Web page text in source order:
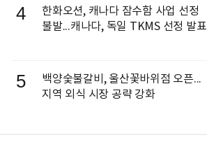
4
한화오션, 캐나다 잠수함 사업 선정
불발...캐나다, 독일 TKMS 선정 발표
5
백양숯불갈비, 울산꽃바위점 오픈...
지역 외식 시장 공략 강화